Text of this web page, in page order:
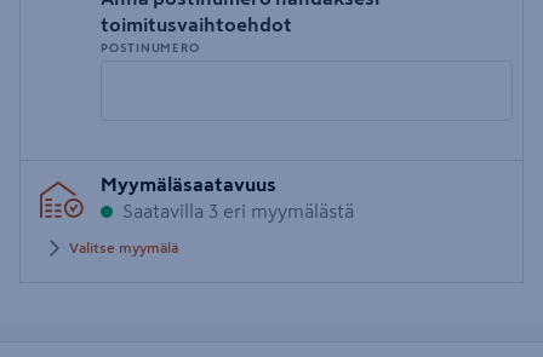
toimitusvaihtoehdot
POSTINUMERO
postinumero
Myymäläsaatavuus
Saatavilla 3 eri myymälästä
Valitse myymälä